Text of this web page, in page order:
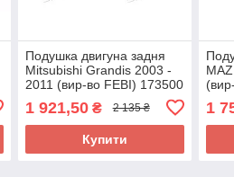
Подушка двигуна задня
Mitsubishi Grandis 2003 -
2011 (вир-во FEBI) 173500
1 921,50₴ 2 135 ₴
Купити
1